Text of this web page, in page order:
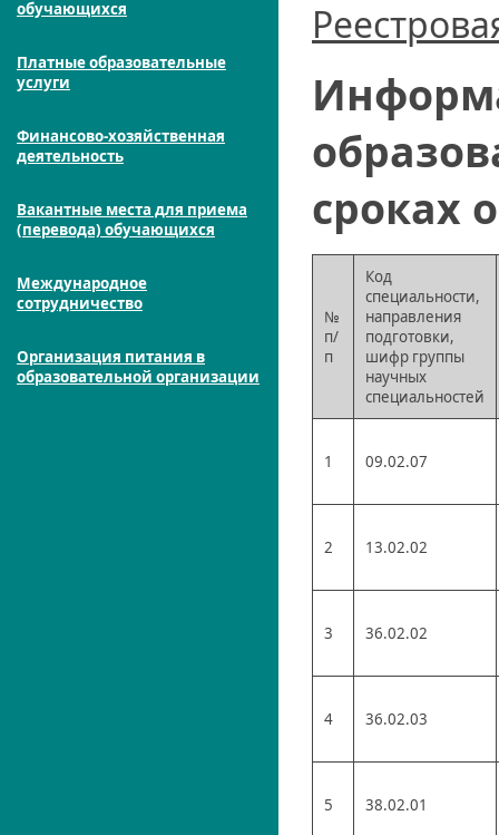
обучающихся
Платные образовательные
услуги
Финансово-хозяйственная
деятельность
Вакантные места для приема
(перевода) обучающихся
Международное
сотрудничество
Организация питания в
образовательной организации
сроках
№
п/
п
Код
специальности,
направления
подготовки,
шифр группы
научных
специальностей
1 09.02.07
2 13.02.02
3 36.02.02
4 36.02.03
5 38.02.01